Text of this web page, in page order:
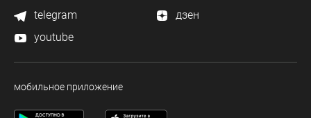
telegram
дзен
youtube
мобильное приложение